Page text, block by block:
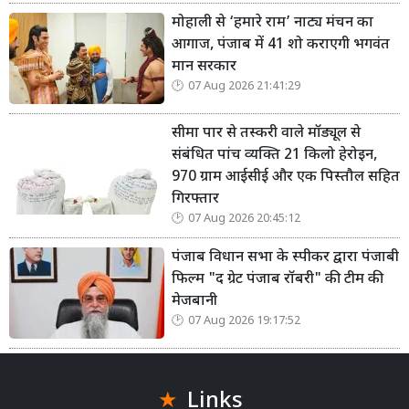
मोहाली से ‘हमारे राम’ नाट्य मंचन का
आगाज, पंजाब में 41 शो कराएगी भगवंत
मान सरकार
07 Aug 2026 21:41:29
सीमा पार से तस्करी वाले मॉड्यूल से
संबंधित पांच व्यक्ति 21 किलो हेरोइन,
970 ग्राम आईसीई और एक पिस्तौल सहित
गिरफ्तार
07 Aug 2026 20:45:12
पंजाब विधान सभा के स्पीकर द्वारा पंजाबी
फिल्म "द ग्रेट पंजाब रॉबरी" की टीम की
मेजबानी
07 Aug 2026 19:17:52
Links